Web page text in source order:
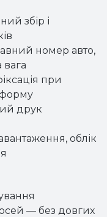
збір і
номер авто,
вага
при
друк
облік
— без довгих